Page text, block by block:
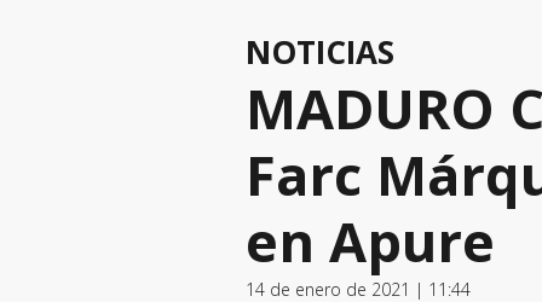
NOTICIAS
MADURO
Farc
en Apure
14 de enero de 2021 | 11:44